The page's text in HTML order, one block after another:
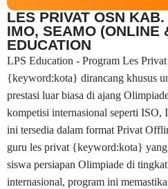
LES PRIVAT OSN
IMO, SEAMO (ONLINE
EDUCATION
LPS Education - Program Les
{keyword:kota} dirancang khusus
prestasi luar biasa di ajang
kompetisi internasional seperti
ini tersedia dalam format Privat
guru les privat {keyword:kota}
siswa persiapan Olimpiade di
internasional, program ini